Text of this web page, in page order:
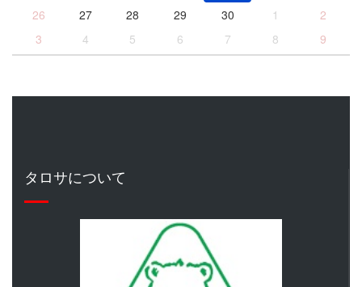
26
27 28 29 30 1
2
3
4 5 6 7 8 9
タロサについて